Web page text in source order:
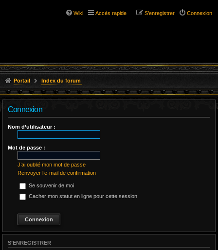
Wiki Accès rapide Connexion
S’enregistrer
Portail Index du forum
Connexion
Nom d’utilisateur :
Mot de passe :
J’ai oublié mon mot de passe
Renvoyer l’e-mail de confirmation
Se souvenir de moi
Cacher mon statut en ligne pour cette session
S’ENREGISTRER